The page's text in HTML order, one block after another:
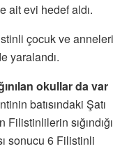
ait evi hedef aldı.
çocuk ve anneleri
yaralandı.
okullar da var
batısındaki Şatı
sığındığı
sonucu 6 Filistinli